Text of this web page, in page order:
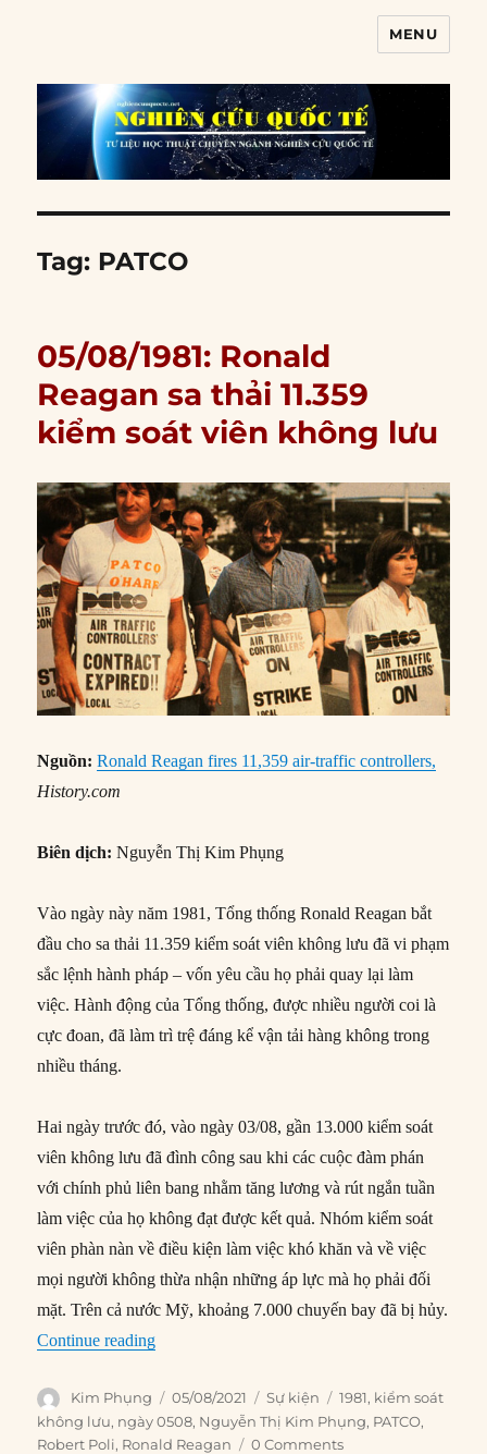
MENU
Tag: PATCO
05/08/1981: Ronald
Reagan sa thải 11.359
kiểm soát viên không lưu
Nguồn: Ronald Reagan fires 11,359 air-traffic controllers,
History.com
Biên dịch: Nguyễn Thị Kim Phụng
Vào ngày này năm 1981, Tổng thống Ronald Reagan bắt
đầu cho sa thải 11.359 kiểm soát viên không lưu đã vi phạm
sắc lệnh hành pháp – vốn yêu cầu họ phải quay lại làm
việc. Hành động của Tổng thống, được nhiều người coi là
cực đoan, đã làm trì trệ đáng kể vận tải hàng không trong
nhiều tháng.
Hai ngày trước đó, vào ngày 03/08, gần 13.000 kiểm soát
viên không lưu đã đình công sau khi các cuộc đàm phán
với chính phủ liên bang nhằm tăng lương và rút ngắn tuần
làm việc của họ không đạt được kết quả. Nhóm kiểm soát
viên phàn nàn về điều kiện làm việc khó khăn và về việc
mọi người không thừa nhận những áp lực mà họ phải đối
mặt. Trên cả nước Mỹ, khoảng 7.000 chuyến bay đã bị hủy.
Continue reading“05/08/1981: Ronald Reagan sa thải 11.359
Author
Kim Phụng
Posted
on
05/08/2021 Categories
Sự kiện Tags
1981, kiểm soát
không lưu, ngày 0508, Nguyễn Thị Kim Phụng, PATCO,
Robert Poli, Ronald Reagan 0 Comments